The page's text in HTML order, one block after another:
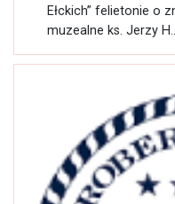
Ełckich” felietonie o
muzealne ks. Jerzy